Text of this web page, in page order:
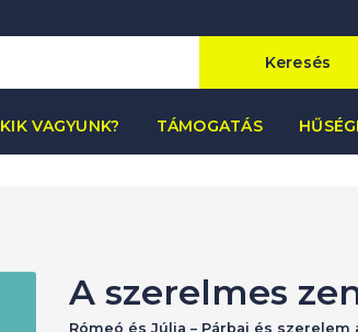
Keresés
KIK VAGYUNK? TÁMOGATÁS
A szerelmes
Rómeó és Júlia – Párbaj és szerelem